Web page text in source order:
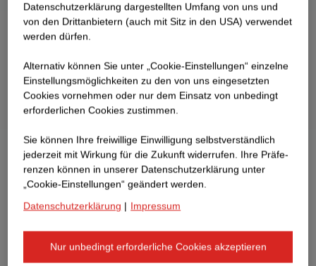
Datenschutzerklärung dargestellten Umfang von uns und
von den Drittanbietern (auch mit Sitz in den USA) verwendet
werden dürfen.
Alternativ können Sie unter „Cookie-Einstellungen“ einzelne
Einstellungsmöglichkeiten zu den von uns eingesetzten
Cookies vornehmen oder nur dem Einsatz von unbedingt
erforderlichen Cookies zustimmen.
Sie können Ihre freiwillige Einwilligung selbstverständlich
jederzeit mit Wirkung für die Zukunft widerrufen. Ihre Prä­fe­
renzen können in unserer Datenschutzerklärung unter
„Cookie-Einstellungen“ geändert werden.
Datenschutzerklärung | Impressum
Nur unbedingt erforderliche Cookies akzeptieren